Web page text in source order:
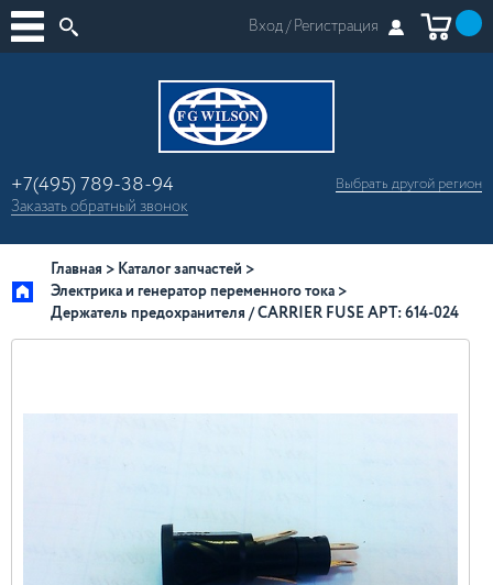
Вход /Регистрация
+7(495) 789-38-94
Заказатьобратный звонок
Выбрать другой регион
Главная
Каталог запчастей
Электрика и генератор переменного тока
Держатель предохранителя / CARRIER FUSE АРТ: 614-024